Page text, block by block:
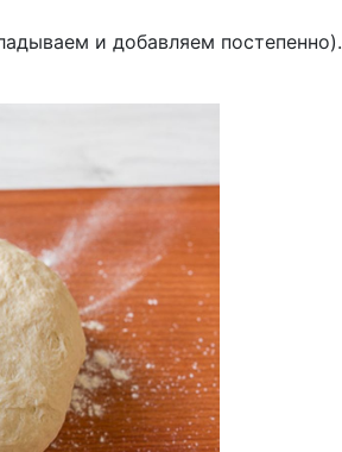
и добавляем постепенно).